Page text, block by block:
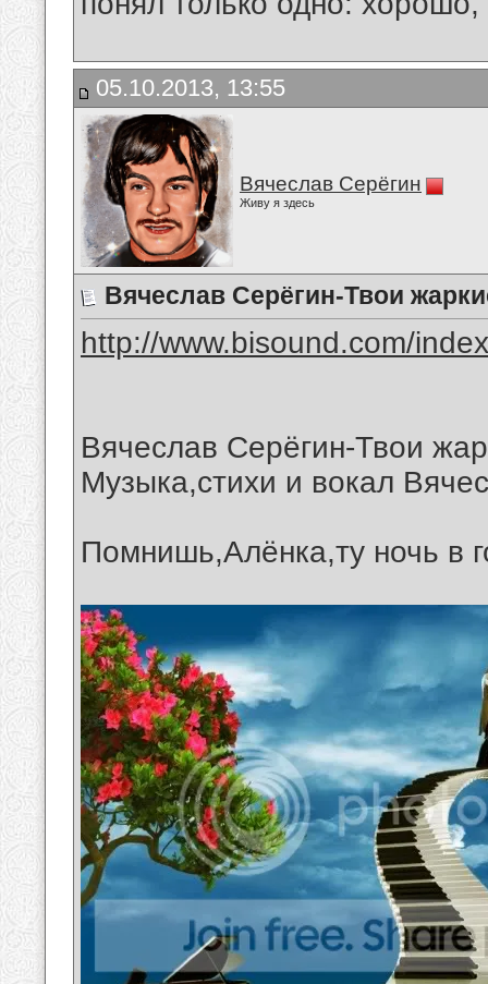
05.10.2013, 13:55
Вячеслав Серёгин
Живу я здесь
Вячеслав Серёгин-Твои
http://www.bisound.com/
Вячеслав Серёгин-Твои
Музыка,стихи и вокал
Помнишь,Алёнка,ту ночь в